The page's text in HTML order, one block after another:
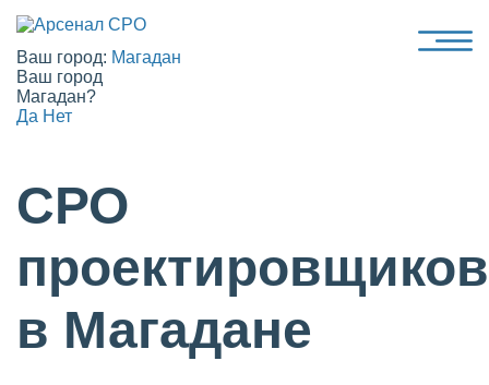
Ваш город: Магадан
Ваш город
Магадан?
Да Нет
СРО
проектировщиков
в Магадане